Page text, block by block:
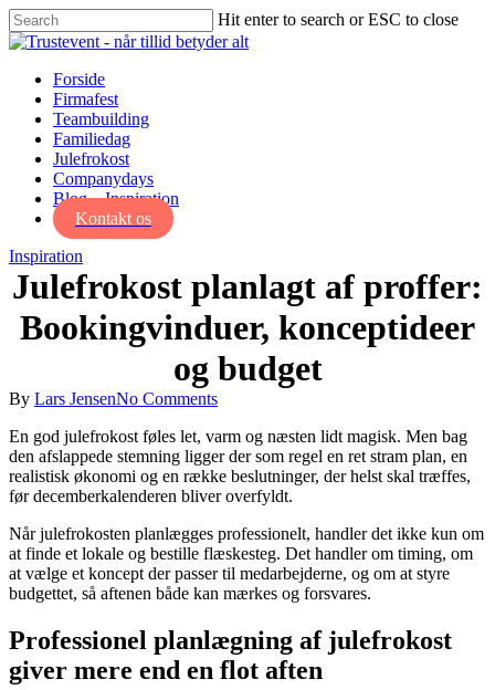
Skip
to
content
Hit enter to search or ESC to close
Close
Menu
Forside
Firmafest
Teambuilding
Familiedag
Julefrokost
Companydays
Blog – Inspiration
Kontakt os
Inspiration
Julefrokost planlagt af proffer:
Bookingvinduer, konceptideer
og budget
By Lars JensenNo Comments
En god julefrokost føles let, varm og næsten lidt magisk. Men bag
den afslappede stemning ligger der som regel en ret stram plan, en
realistisk økonomi og en række beslutninger, der helst skal træffes,
før decemberkalenderen bliver overfyldt.
Når julefrokosten planlægges professionelt, handler det ikke kun om
at finde et lokale og bestille flæskesteg. Det handler om timing, om
at vælge et koncept der passer til medarbejderne, og om at styre
budgettet, så aftenen både kan mærkes og forsvares.
Professionel planlægning af julefrokost
giver mere end en flot aften